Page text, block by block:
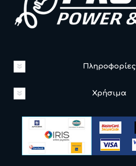
Πληροφορίες
Χρήσιμα